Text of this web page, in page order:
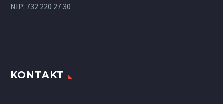
NIP: 732 220 27 30
KONTAKT